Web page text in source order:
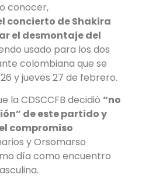
conocer,
concierto de Shakira
el desmontaje del
usado para los dos
colombiana que se
y jueves 27 de febrero.
la CDSCCFB decidió “no
de este partido y
compromiso
y Orsomarso
día como encuentro